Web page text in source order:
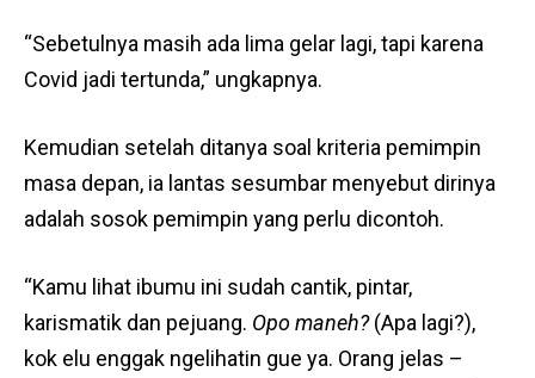
“Sebetulnya masih ada lima gelar lagi, tapi karena
Covid jadi tertunda,” ungkapnya.
Kemudian setelah ditanya soal kriteria pemimpin
masa depan, ia lantas sesumbar menyebut dirinya
adalah sosok pemimpin yang perlu dicontoh.
“Kamu lihat ibumu ini sudah cantik, pintar,
karismatik dan pejuang. Opo maneh?(Apa lagi?),
kok elu enggak ngelihatin gue ya. Orang jelas –